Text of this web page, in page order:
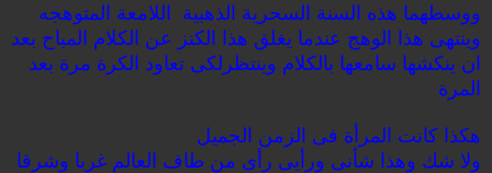
ووسطهما هذه السنة السحرية الذهبية اللامعة المتوهجه
وينتهى هذا الوهج عندما يغلق هذا الكنز عن الكلام المباح بعد
ان ينكشها سامعها بالكلام وينتظرلكى تعاود الكرة مرة بعد
المرة
هكذا كانت المرأة فى الزمن الجميل
ولا شك وهذا شأنى ورأيى رأى من طاف العالم غربا وشرقا